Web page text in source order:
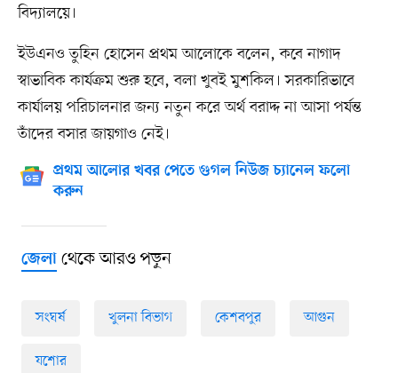
বিদ্যালয়ে।
ইউএনও তুহিন হোসেন প্রথম আলোকে বলেন, কবে নাগাদ
স্বাভাবিক কার্যক্রম শুরু হবে, বলা খুবই মুশকিল। সরকারিভাবে
কার্যালয় পরিচালনার জন্য নতুন করে অর্থ বরাদ্দ না আসা পর্যন্ত
তাঁদের বসার জায়গাও নেই।
প্রথম আলোর খবর পেতে গুগল নিউজ চ্যানেল ফলো
করুন
জেলাথেকে আরও পড়ুন
সংঘর্ষ খুলনা বিভাগ কেশবপুর আগুন
যশোর